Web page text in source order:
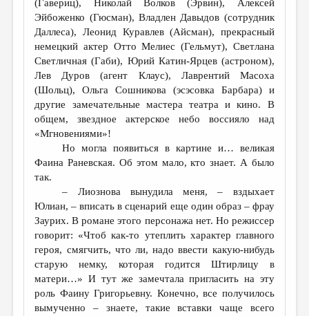
(Гавериц), Николай Волков (Эрвин), Алексей
Эйбоженко (Гюсман), Владлен Давыдов (сотрудник
Даллеса), Леонид Куравлев (Айсман), прекрасный
немецкий актер Отто Мелиес (Гельмут), Светлана
Светличная (Габи), Юрий Катин-Ярцев (астроном),
Лев Дуров (агент Клаус), Лаврентий Масоха
(Шольц), Ольга Сошникова (эсэсовка Барбара) и
другие замечательные мастера театра и кино. В
общем, звездное актерское небо воссияло над
«Мгновениями»!
Но могла появиться в картине и… великая
Фаина Раневская. Об этом мало, кто знает. А было
так.
– Лиознова вынудила меня, – вздыхает
Юлиан, – вписать в сценарий еще один образ – фрау
Заурих. В романе этого персонажа нет. Но режиссер
говорит: «Чтоб как-то утеплить характер главного
героя, смягчить, что ли, надо ввести какую-нибудь
старую немку, которая годится Штирлицу в
матери…» И тут же замечтала пригласить на эту
роль Фаину Григорьевну. Конечно, все получилось
вымученно – знаете, такие вставки чаще всего